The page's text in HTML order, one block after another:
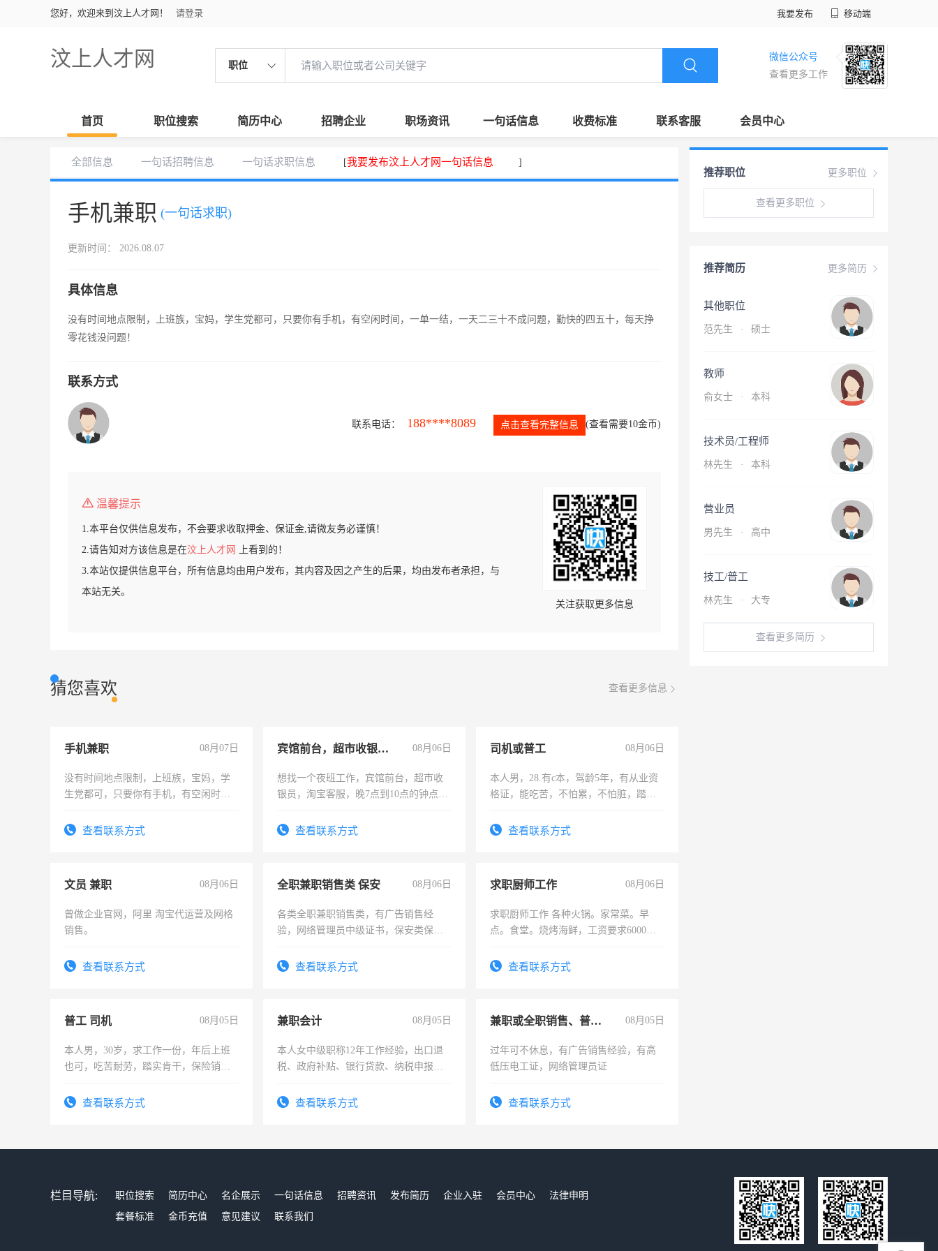
您好，欢迎来到汶上人才网！ 请登录 我要发布 移动端
汶上人才网 职位
微信公众号
查看更多工作
首页 职位搜索 简历中心 招聘企业 职场资讯 一句话信息 收费标准 联系客服 会员中心
全部信息 一句话招聘信息 一句话求职信息 [我要发布汶上人才网一句话信息 ]
手机兼职 (一句话求职)
更新时间： 2026.08.07
具体信息
没有时间地点限制，上班族，宝妈，学生党都可，只要你有手机，有空闲时间，一单一结，一天二三十不成问题，勤快的四五十，每天挣
零花钱没问题！
联系方式
联系电话： 188****8089 点击查看完整信息 (查看需要10金币)
温馨提示
1.本平台仅供信息发布，不会要求收取押金、保证金,请微友务必谨慎！
2.请告知对方该信息是在汶上人才网
上看到的！
3.本站仅提供信息平台，所有信息均由用户发布，其内容及因之产生的后果，均由发布者承担，与
本站无关。
关注获取更多信息
猜您喜欢 查看更多信息
手机兼职 08月07日
没有时间地点限制，上班族，宝妈，学
生党都可，只要你有手机，有空闲时
勤快的四五十，每天挣零花钱没问题！
查看联系方式
宾馆前台，超市收银员，淘宝客服 08月06日
想找一个夜班工作，宾馆前台，超市收
银员，淘宝客服，晚7点到10点的钟点
号同微信查看联系方式
司机或普工 08月06日
本人男，28.有c本，驾龄5年，有从业资
格证，能吃苦，不怕累，不怕脏，踏
查看联系方式
文员 兼职 08月06日
曾做企业官网，阿里 淘宝代运营及网格
销售。
查看联系方式
全职兼职销售类 保安 08月06日
各类全职兼职销售类，有广告销售经
验，网络管理员中级证书，保安类保安
有高低压电工证和十几年工作经验
查看联系方式
求职厨师工作 08月06日
求职厨师工作 各种火锅。家常菜。早
点。食堂。烧烤海鲜，工资要求6000以
查看联系方式
普工 司机 08月05日
本人男，30岁，求工作一份，年后上班
也可，吃苦耐劳，踏实肯干，保险销售
查看联系方式
兼职会计 08月05日
本人女中级职称12年工作经验，出口退
税、政府补贴、银行贷款、纳税申报、
务，财务咨询等业务。欲求兼职会计工
查看联系方式
兼职或全职销售、普工、维修 08月05日
过年可不休息，有广告销售经验，有高
低压电工证，网络管理员证
查看联系方式
更多职位
推荐职位
查看更多职位
更多简历
推荐简历
其他职位
范先生 · 硕士
教师
俞女士 · 本科
技术员/工程师
林先生 · 本科
营业员
男先生 · 高中
技工/普工
林先生 · 大专
查看更多简历
栏目导航: 职位搜索 简历中心 名企展示 一句话信息 招聘资讯 发布简历 企业入驻 会员中心
法律申明
套餐标准
金币充值 意见建议 联系我们